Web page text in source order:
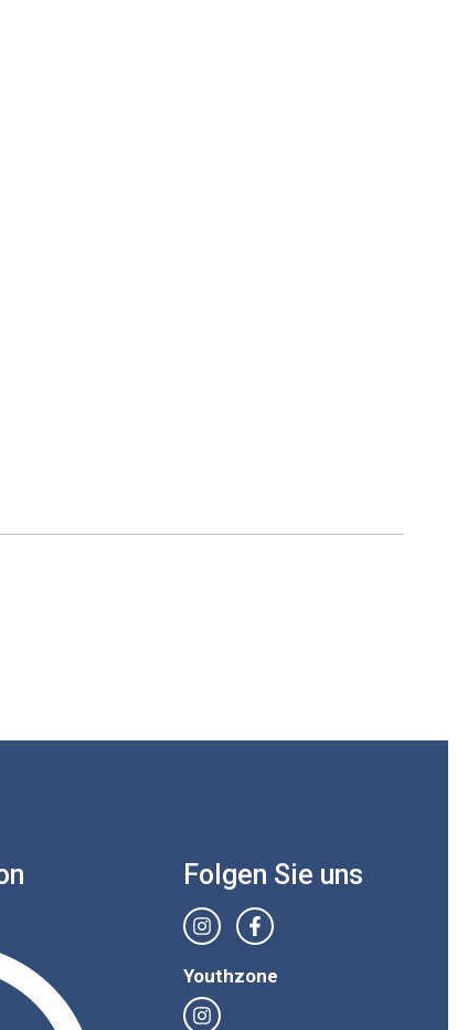
Folgen Sie uns
Youthzone